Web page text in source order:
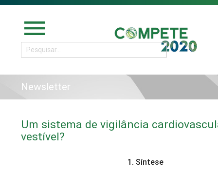
menu
Newsletter
Um sistema de vigilância
vestível?
1. Síntese